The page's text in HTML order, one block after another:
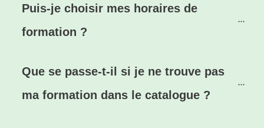
Puis-je choisir mes horaires de
formation ?
Que se passe-t-il si je ne trouve pas
ma formation dans le catalogue ?